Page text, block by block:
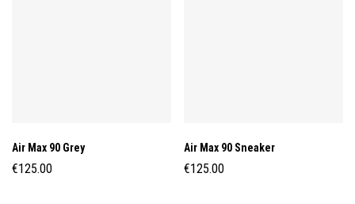
Air Max 90 Grey
€125.00
Air Max 90 Sneaker
€125.00